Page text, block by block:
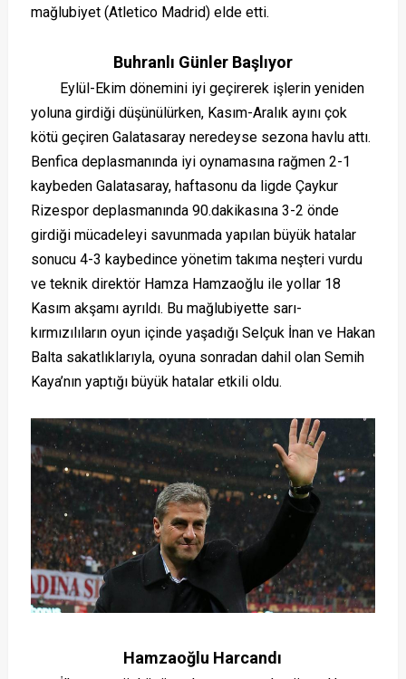
mağlubiyet (Atletico Madrid) elde etti.
Buhranlı Günler Başlıyor
Eylül-Ekim dönemini iyi geçirerek işlerin yeniden
yoluna girdiği düşünülürken, Kasım-Aralık ayını çok
kötü geçiren Galatasaray neredeyse sezona havlu attı.
Benfica deplasmanında iyi oynamasına rağmen 2-1
kaybeden Galatasaray, haftasonu da ligde Çaykur
Rizespor deplasmanında 90.dakikasına 3-2 önde
girdiği mücadeleyi savunmada yapılan büyük hatalar
sonucu 4-3 kaybedince yönetim takıma neşteri vurdu
ve teknik direktör Hamza Hamzaoğlu ile yollar 18
Kasım akşamı ayrıldı. Bu mağlubiyette sarı-
kırmızılıların oyun içinde yaşadığı Selçuk İnan ve Hakan
Balta sakatlıklarıyla, oyuna sonradan dahil olan Semih
Kaya’nın yaptığı büyük hatalar etkili oldu.
Hamzaoğlu Harcandı